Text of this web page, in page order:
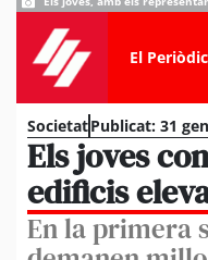
El
SocietatPublicat: 31
Els joves
edificis
En la primera